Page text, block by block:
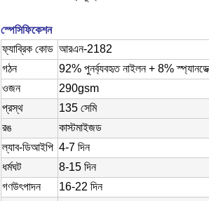
স্পেসিফিকেশন
ফ্যাব্রিক কোড আরএন-2182
গঠন
92% পুনর্ব্যবহৃত নাইলন + 8%
ওজন
290gsm
প্রস্থ
135 সেমি
রঙ
কাস্টমাইজড
ল্যাব-ডিআইপি 4-7 দিন
ধর্মঘট
8-15 দিন
গণউৎপাদন
16-22 দিন